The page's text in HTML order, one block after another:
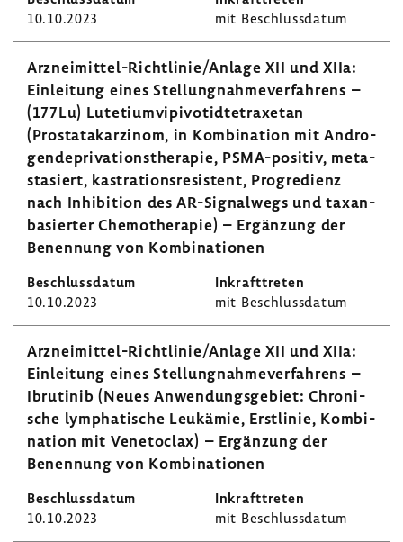
10.10.2023 mit Beschluss­datum
Arzneimittel-​Richtlinie/Anlage XII und XIIa:
Einlei­tung eines Stel­lung­nah­me­ver­fah­rens –
(177Lu) Lute­ti­um­vi­pi­vo­tid­te­tra­xetan
(Prostata­kar­zinom, in Kombi­na­tion mit Andro­
gen­de­pri­va­ti­ons­the­rapie, PSMA-​positiv, meta­
stasiert, kastra­ti­ons­re­sis­tent, Progre­dienz
nach Inhi­bi­tion des AR-​Signalwegs und taxan­
ba­sierter Chemo­the­rapie) – Ergän­zung der
Benen­nung von Kombi­na­tionen
10.10.2023 mit Beschluss­datum
Arzneimittel-​Richtlinie/Anlage XII und XIIa:
Einlei­tung eines Stel­lung­nah­me­ver­fah­rens –
Ibru­tinib (Neues Anwen­dungs­ge­biet: Chro­ni­
sche lympha­ti­sche Leuk­ämie, Erst­linie, Kombi­
na­tion mit Vene­to­clax) – Ergän­zung der
Benen­nung von Kombi­na­tionen
10.10.2023 mit Beschluss­datum